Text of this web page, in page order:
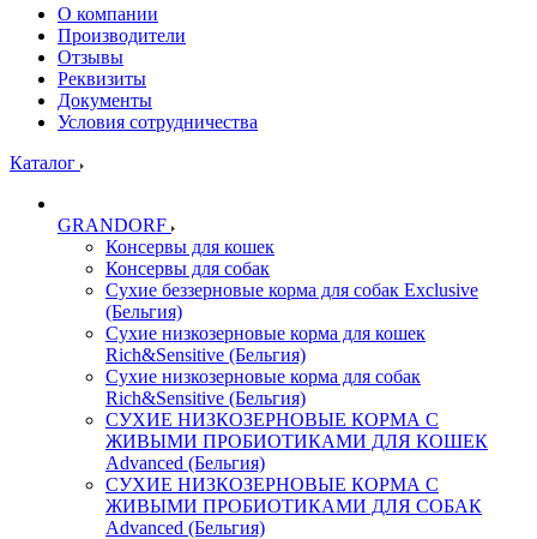
О компании
Производители
Отзывы
Реквизиты
Документы
Условия сотрудничества
Каталог
GRANDORF
Консервы для кошек
Консервы для собак
Сухие беззерновые корма для собак Exclusive
(Бельгия)
Сухие низкозерновые корма для кошек
Rich&Sensitive (Бельгия)
Сухие низкозерновые корма для собак
Rich&Sensitive (Бельгия)
СУХИЕ НИЗКОЗЕРНОВЫЕ КОРМА С
ЖИВЫМИ ПРОБИОТИКАМИ ДЛЯ КОШЕК
Advanced (Бельгия)
СУХИЕ НИЗКОЗЕРНОВЫЕ КОРМА С
ЖИВЫМИ ПРОБИОТИКАМИ ДЛЯ СОБАК
Advanced (Бельгия)